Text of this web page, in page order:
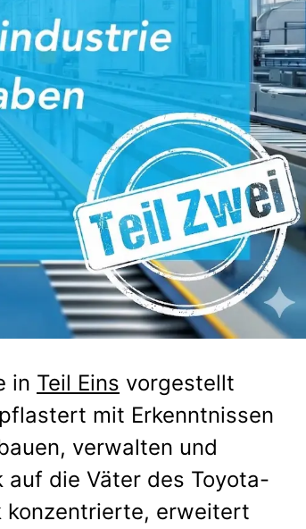
in Teil Eins vorgestellt
mit Erkenntnissen
verwalten und
auf die Väter des Toyota-
konzentrierte, erweitert